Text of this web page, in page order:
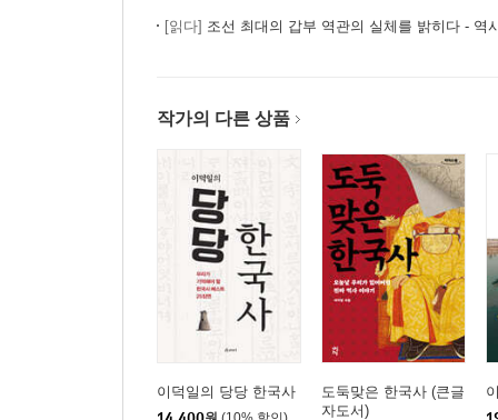
[읽다] 조선 최대의 갑부 역관의 실체를 밝히다 - 역
작가의 다른 상품
이덕일의 당당 한국사
도둑맞은 한국사 (큰글
자도서)